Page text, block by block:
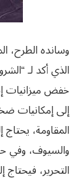
وسانده الطرح،
الذي أكد لـ
خفض ميزانيات
إلى إمكانيات
المقاومة،
والسيوف، وفي
التحرير،